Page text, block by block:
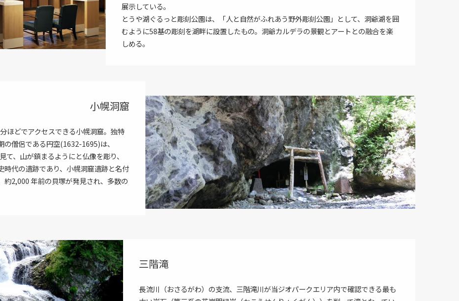
展示している。
とうや湖ぐるっと彫刻公園は、「人と自然がふれあう野外彫刻公園」として、洞爺湖を囲
むように58基の彫刻を湖畔に設置したもの。洞爺カルデラの景観とアートとの融合を楽
しめる。
小幌洞窟
ほどでアクセスできる小幌洞窟。独特
僧侶である円空(1632-1695)は、
、山が鎮まるようにと仏像を彫り、
代の遺跡であり、小幌洞窟遺跡と名付
2,000 年前の貝塚が発見され、多数の
三階滝
長流川（おさるがわ）の支流、三階滝川が当ジオパークエリア内で確認できる最も